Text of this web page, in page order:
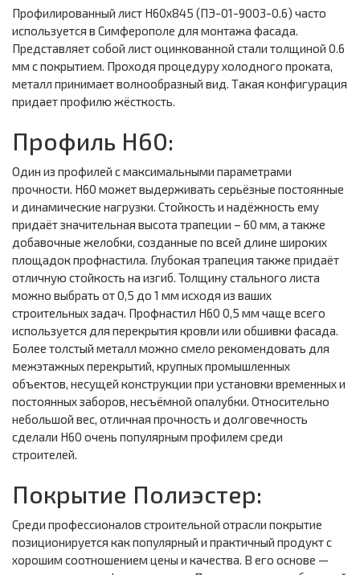
Профилированный лист Н60х845 (ПЭ-01-9003-0.6) часто
используется в Симферополе для монтажа фасада.
Представляет собой лист оцинкованной стали толщиной 0.6
мм с покрытием. Проходя процедуру холодного проката,
металл принимает волнообразный вид. Такая конфигурация
придает профилю жёсткость.
Профиль Н60:
Один из профилей с максимальными параметрами
прочности. Н60 может выдерживать серьёзные постоянные
и динамические нагрузки. Стойкость и надёжность ему
придаёт значительная высота трапеции – 60 мм, а также
добавочные желобки, созданные по всей длине широких
площадок профнастила. Глубокая трапеция также придаёт
отличную стойкость на изгиб. Толщину стального листа
можно выбрать от 0,5 до 1 мм исходя из ваших
строительных задач. Профнастил Н60 0,5 мм чаще всего
используется для перекрытия кровли или обшивки фасада.
Более толстый металл можно смело рекомендовать для
межэтажных перекрытий, крупных промышленных
объектов, несущей конструкции при установки временных и
постоянных заборов, несъёмной опалубки. Относительно
небольшой вес, отличная прочность и долговечность
сделали Н60 очень популярным профилем среди
строителей.
Покрытие Полиэстер:
Среди профессионалов строительной отрасли покрытие
позиционируется как популярный и практичный продукт с
хорошим соотношением цены и качества. В его основе —